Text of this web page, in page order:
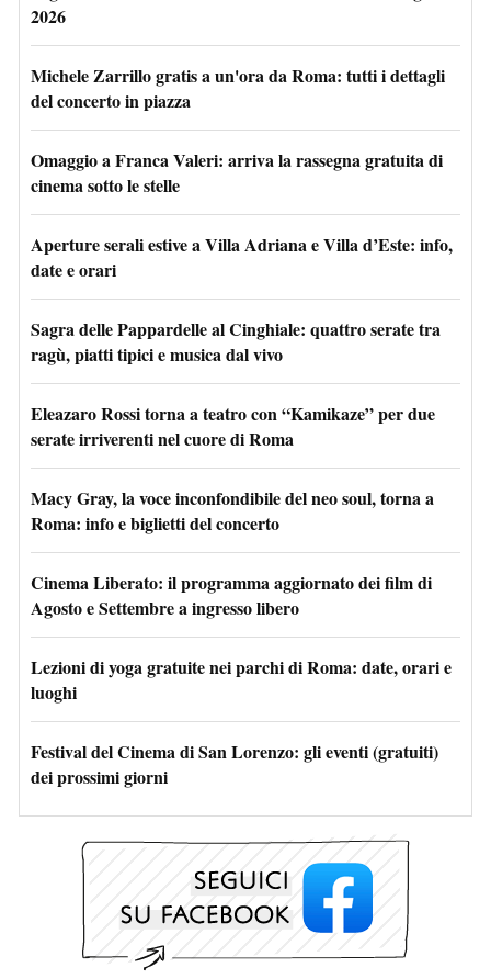
2026
Michele Zarrillo gratis a un'ora da Roma: tutti i dettagli
del concerto in piazza
Omaggio a Franca Valeri: arriva la rassegna gratuita di
cinema sotto le stelle
Aperture serali estive a Villa Adriana e Villa d’Este: info,
date e orari
Sagra delle Pappardelle al Cinghiale: quattro serate tra
ragù, piatti tipici e musica dal vivo
Eleazaro Rossi torna a teatro con “Kamikaze” per due
serate irriverenti nel cuore di Roma
Macy Gray, la voce inconfondibile del neo soul, torna a
Roma: info e biglietti del concerto
Cinema Liberato: il programma aggiornato dei film di
Agosto e Settembre a ingresso libero
Lezioni di yoga gratuite nei parchi di Roma: date, orari e
luoghi
Festival del Cinema di San Lorenzo: gli eventi (gratuiti)
dei prossimi giorni